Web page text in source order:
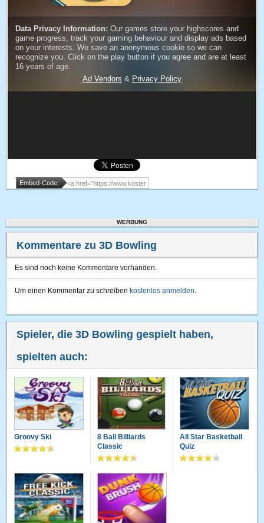
Embed-Code:
WERBUNG
Kommentare zu 3D Bowling
Es sind noch keine Kommentare vorhanden.
Um einen Kommentar zu schreiben kostenlos anmelden.
Spieler, die 3D Bowling gespielt haben,
spielten auch:
Groovy Ski
8 Ball Billiards
Classic
All Star Basketball
Quiz